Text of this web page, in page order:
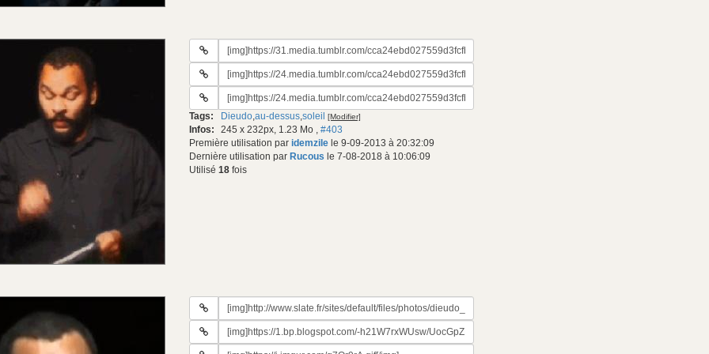
URL
gif:
URL
gif:
URL
du
gif:
Tags: Dieudo,au-dessus,soleil [Modifier]
Infos: 245 x 232px, 1.23 Mo , #403
Première utilisation par idemzile le 9-09-2013 à 20:32:09
Dernière utilisation par Rucous le 7-08-2018 à 10:06:09
Utilisé 18 fois
URL
gif:
URL
URL